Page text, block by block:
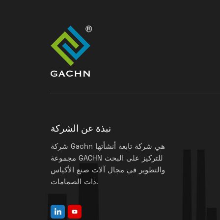
نبذة عن الشركة
شركة Gachn هي شركة تابعة أنشأتها
مجموعة GACHN للتركيز على البحث
والتطوير في مجال آلات صنع الأكياس
ذات الصمامات.